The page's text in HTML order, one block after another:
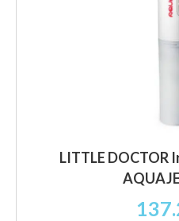
LITTLE DOCTOR